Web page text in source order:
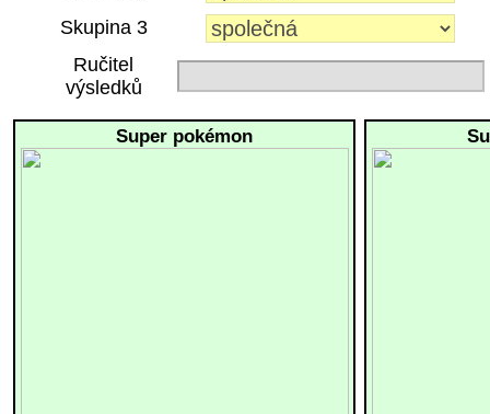
Skupina 3
Ručitel
výsledků
Super pokémon